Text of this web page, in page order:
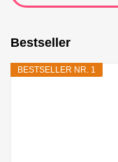
Bestseller
BESTSELLER NR. 1